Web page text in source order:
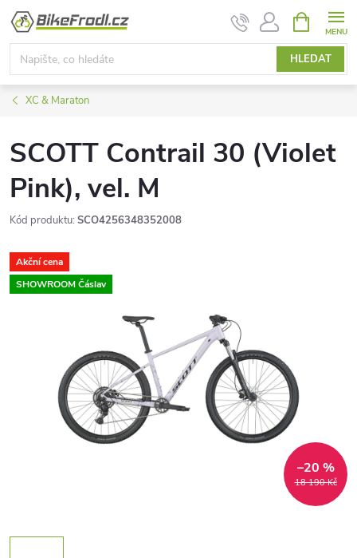
Přejít
obsah
HLEDAT
NÁKUPNÍ
KOŠÍK
XC & Maraton
SCOTT Contrail 30 (Violet
Pink), vel. M
Kód produktu: SCO4256348352008
Akční cena
SHOWROOM Čáslav
18 190 Kč
–20 %